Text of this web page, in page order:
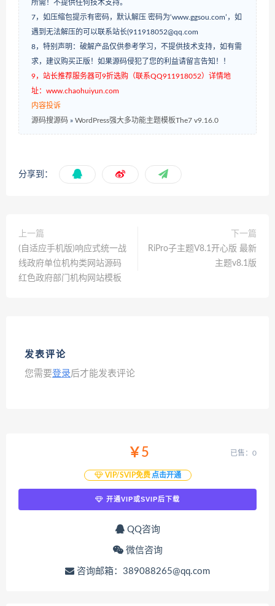
所需！不提供任何技术支持。
7，如压缩包提示有密码，默认解压 密码为‘www.ggsou.com’，如
遇到无法解压的可以联系站长(911918052@qq.com
8，特别声明：破解产品仅供参考学习，不提供技术支持，如有需
求，建议购买正版！如果源码侵犯了您的利益请留言告知！！
9，站长推荐服务器可9折选购（联系QQ911918052）详情地
址：www.chaohuiyun.com
内容投诉
源码搜源码 » WordPress强大多功能主题模板The7 v9.16.0
分享到：
上一篇
(自适应手机版)响应式统一战
线政府单位机构类网站源码
红色政府部门机构网站模板
下一篇
RiPro子主题V8.1开心版 最新
主题v8.1版
发表评论
您需要登录后才能发表评论
￥5
VIP/SVIP免费 点击开通
已售：0
开通VIP或SVIP后下载
QQ咨询
微信咨询
咨询邮箱：389088265@qq.com